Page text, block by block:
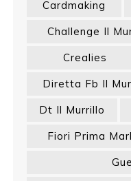
Cardmaking
Challenge Il
Crealies
Diretta Fb Il
Dt Il Murrillo
Fiori Prima